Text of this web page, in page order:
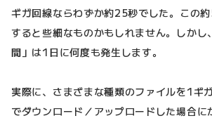
ギガ回線ならわずか約25秒でした。この
すると些細なものかもしれません。しかし
間」は1日に何度も発生します。
実際に、さまざまな種類のファイルを1ギ
でダウンロード／アップロードした場合に